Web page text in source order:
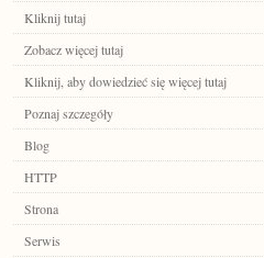
Kliknij tutaj
Zobacz więcej tutaj
Kliknij, aby dowiedzieć się więcej tutaj
Poznaj szczegóły
Blog
HTTP
Strona
Serwis